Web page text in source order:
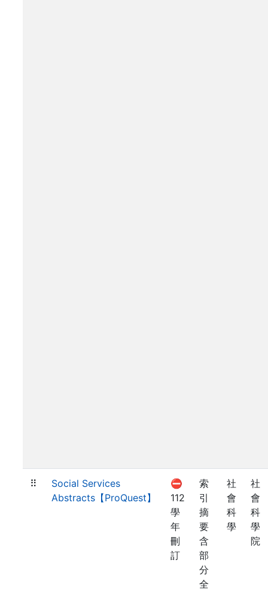
⠿
Social Services
Abstracts【ProQuest】
⛔
112
學
年
刪
訂
索
引
摘
要
含
部
分
全
社
會
科
學
社
會
科
學
院